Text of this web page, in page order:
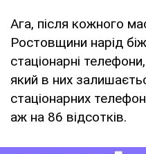
Ага, після кожного
Ростовщини нарід
стаціонарні
який в них
стаціонарних
аж на 86 відсотків.